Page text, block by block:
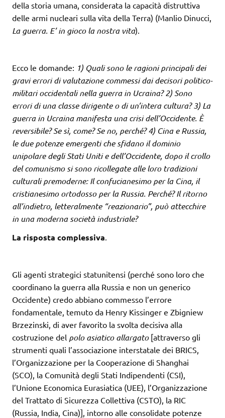
della storia umana, considerata la capacità distruttiva
delle armi nucleari sulla vita della Terra) (Manlio Dinucci,
La guerra. E’ in gioco la nostra vita).
Ecco le domande: 1) Quali sono le ragioni principali dei
gravi errori di valutazione commessi dai decisori politico-
militari occidentali nella guerra in Ucraina? 2) Sono
errori di una classe dirigente o di un’intera cultura? 3) La
guerra in Ucraina manifesta una crisi dell’Occidente. È
reversibile? Se sì, come? Se no, perché? 4) Cina e Russia,
le due potenze emergenti che sfidano il dominio
unipolare degli Stati Uniti e dell’Occidente, dopo il crollo
del comunismo si sono ricollegate alle loro tradizioni
culturali premoderne: Il confucianesimo per la Cina, il
cristianesimo ortodosso per la Russia. Perché? Il ritorno
all’indietro, letteralmente “reazionario”, può attecchire
in una moderna società industriale?
La risposta complessiva
Gli agenti strategici statunitensi (perché sono loro che
coordinano la guerra alla Russia e non un generico
Occidente) credo abbiano commesso l’errore
fondamentale, temuto da Henry Kissinger e Zbigniew
Brzezinski, di aver favorito la svolta decisiva alla
costruzione del polo asiatico allargato[attraverso gli
strumenti quali l’associazione interstatale dei BRICS,
l’Organizzazione per la Cooperazione di Shanghai
(SCO), la Comunità degli Stati Indipendenti (CSI),
l’Unione Economica Eurasiatica (UEE), l’Organizzazione
del Trattato di Sicurezza Collettiva (CSTO), la RIC
(Russia, India, Cina)], intorno alle consolidate potenze